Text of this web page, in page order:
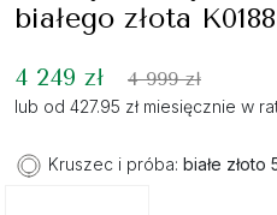
białego złota
4 249 zł 4 999 zł
lub od 427.95 zł miesięcznie w
Kruszec i próba: białe złoto